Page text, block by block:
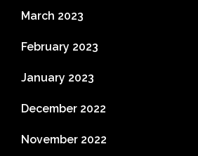
March 2023
February 2023
January 2023
December 2022
November 2022